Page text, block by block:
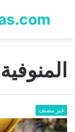
بحث
المنوفية
غير مصنف